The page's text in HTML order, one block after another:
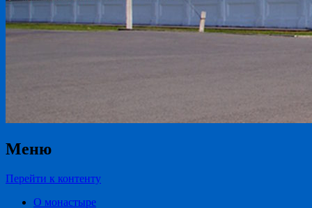
Меню
Перейти к контенту
О монастыре